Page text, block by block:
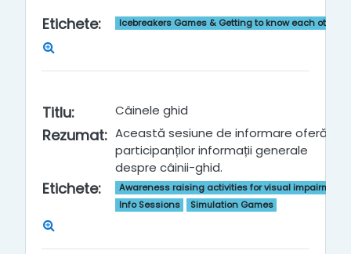
Etichete: Icebreakers Games & Getting to know each other
Titlu: Câinele ghid
Rezumat: Această sesiune de informare oferă
participanților informații generale
despre câinii-ghid.
Etichete:
Awareness raising activities for visual impairment
Info Sessions
Simulation Games